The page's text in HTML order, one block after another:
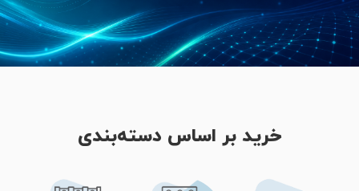
خرید بر اساس دسته‌بندی